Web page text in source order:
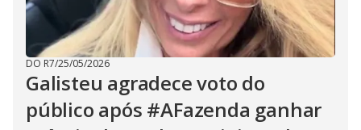
DO R7/25/05/2026
Galisteu agradece voto do
público após #AFazenda ganhar